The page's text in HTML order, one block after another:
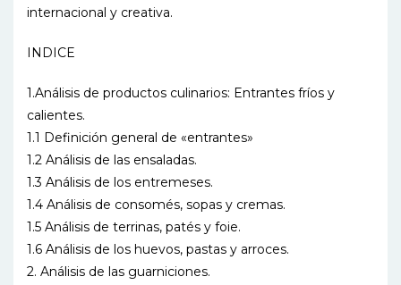
internacional y creativa.
INDICE
1.Análisis de productos culinarios: Entrantes fríos y
calientes.
1.1 Definición general de «entrantes»
1.2 Análisis de las ensaladas.
1.3 Análisis de los entremeses.
1.4 Análisis de consomés, sopas y cremas.
1.5 Análisis de terrinas, patés y foie.
1.6 Análisis de los huevos, pastas y arroces.
2. Análisis de las guarniciones.